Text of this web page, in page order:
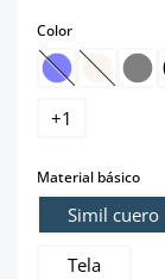
Colorselect
(Esta opción
(Esta
+1
Material básico
Simil cuero
Tela